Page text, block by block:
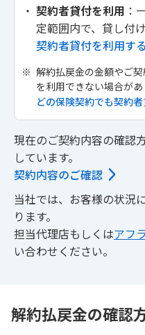
・ 契約者貸付を利用 ：
定範囲内で、貸し付
契約者貸付を利用する
※ 解約払戻金の金額やご
を利用できない場合があ
どの保険契約でも契約
現在のご契約内容の確認
しています。
契約内容のご確認
当社では、お客様の状況
ります。
担当代理店もしくはアフ
い合わせください。
解約払戻金の確認